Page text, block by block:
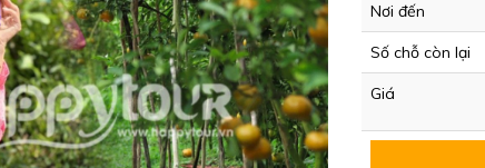
Nơi đến
Số chỗ còn lại
Giá